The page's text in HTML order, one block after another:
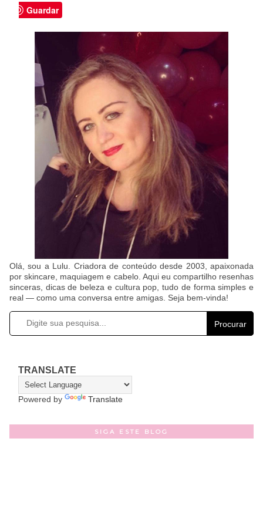
Guardar
Olá, sou a Lulu. Criadora de conteúdo desde 2003, apaixonada
por skincare, maquiagem e cabelo. Aqui eu compartilho resenhas
sinceras, dicas de beleza e cultura pop, tudo de forma simples e
real — como uma conversa entre amigas. Seja bem-vinda!
Procurar
TRANSLATE
Powered by Translate
SIGA ESTE BLOG